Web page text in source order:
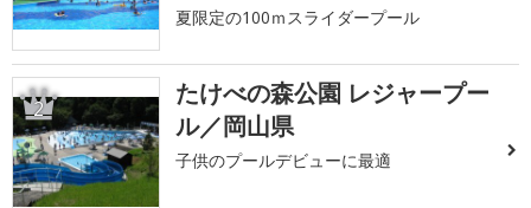
夏限定の100ｍスライダープール
2
たけべの森公園 レジャープー
ル／岡山県
子供のプールデビューに最適